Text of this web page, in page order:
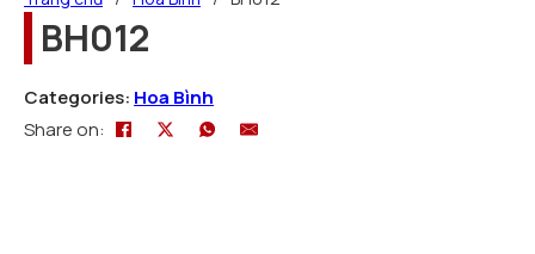
BH012
Categories: Hoa Bình
Share on: